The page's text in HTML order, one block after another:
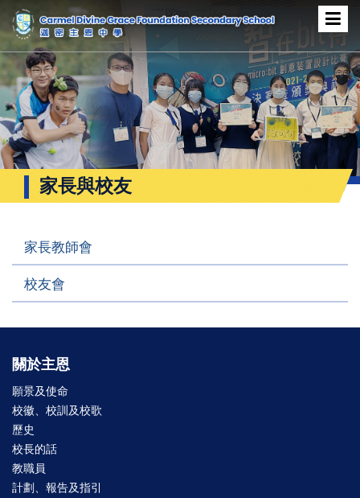
家長與校友
家長教師會
校友會
關於主恩
願景及使命
校徽、校訓及校歌
歷史
校長的話
教職員
計劃、報告及指引